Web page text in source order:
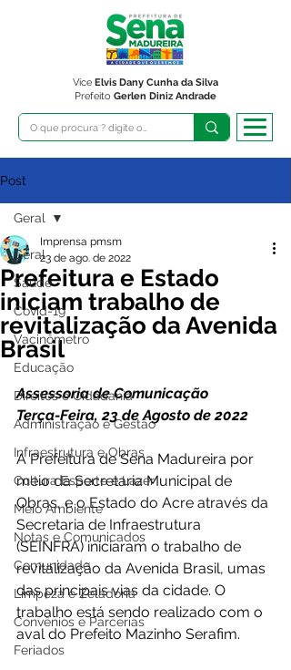
Prefeito Gerlen Diniz Andrade
Vice Elvis Dany Cunha da Silva
Post
Geral
Saúde
Covid-19
Vacinômetro
Educação
Direitos e Cidadania
Administração e Gestão
Infraestrutura e Obras
Cultura Esporte e Lazer
Meio Ambiente
Notas e Comunicados
Comunidade
Limpeza e Zeladoria
Convênios e Parcerias
Feriados
Geral
Prefeitura e Estado
iniciam trabalho de
revitalização da Avenida
Brasil
Imprensa pmsm
23 de ago. de 2022
Assessoria de Comunicação
Terça-Feira, 23 de Agosto de 2022
A Prefeitura de Sena Madureira por
meio da Secretaria Municipal de
Obras, e o Estado do Acre através da
Secretaria de Infraestrutura
(SEINFRA) iniciaram o trabalho de
revitalização da Avenida Brasil, umas
das principais vias da cidade. O
trabalho está sendo realizado com o
aval do Prefeito Mazinho Serafim.